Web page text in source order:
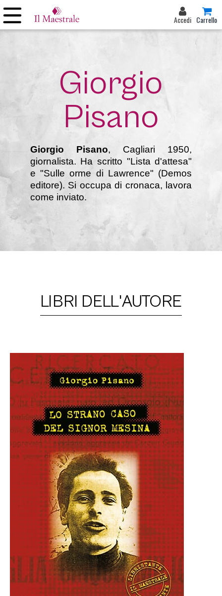
Accedi Carrello
Giorgio
Pisano
Giorgio Pisano, Cagliari 1950,
giornalista. Ha scritto "Lista d'attesa"
e "Sulle orme di Lawrence" (Demos
editore). Si occupa di cronaca, lavora
come inviato.
LIBRI DELL'AUTORE